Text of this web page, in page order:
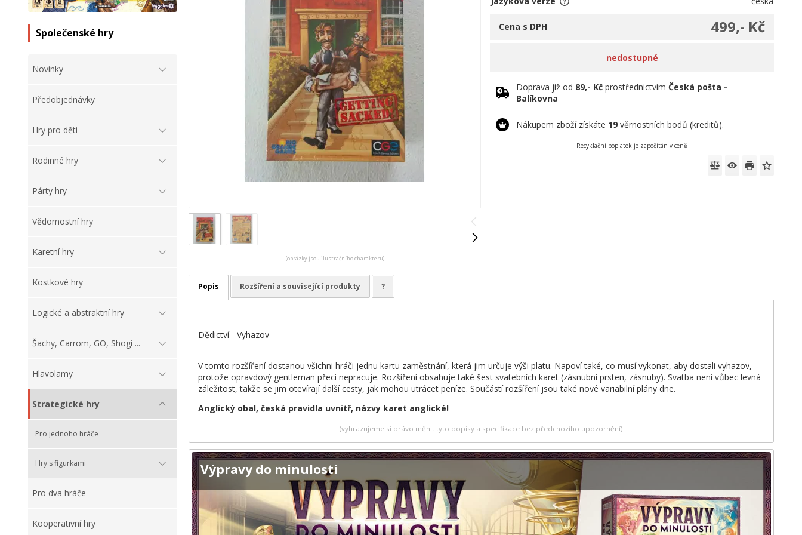
Společenské hry
Novinky
Předobjednávky
Hry pro děti
Rodinné hry
Párty hry
Vědomostní hry
Karetní hry
Kostkové hry
Logické a abstraktní hry
Šachy, Carrom, GO, Shogi ...
Hlavolamy
Strategické hry
Pro jednoho hráče
Hry s figurkami
Pro dva hráče
Kooperativní hry
(obrázky jsou ilustračního charakteru)
499,- Kč
Cena s DPH
nedostupné
Doprava již od 89,- Kč prostřednictvímČeská pošta -
Balíkovna
Nákupem zboží získáte 19 věrnostních bodů (kreditů).
Recyklační poplatek je započítán v ceně
Popis Rozšíření a související produkty ?
Dědictví - Vyhazov
V tomto rozšíření dostanou všichni hráči jednu kartu zaměstnání, která jim určuje výši platu. Napoví také, co musí vykonat, aby dostali vyhazov,
protože opravdový gentleman přeci nepracuje. Rozšíření obsahuje také šest svatebních karet (zásnubní prsten, zásnuby). Svatba není vůbec levná
záležitost, takže se jim otevírají další cesty, jak mohou utrácet peníze. Součástí rozšíření jsou také nové variabilní plány dne.
Anglický obal, česká pravidla uvnitř, názvy karet anglické!
(vyhrazujeme si právo měnit tyto popisy a specifikace bez předchozího upozornění)
Výpravy do minulosti